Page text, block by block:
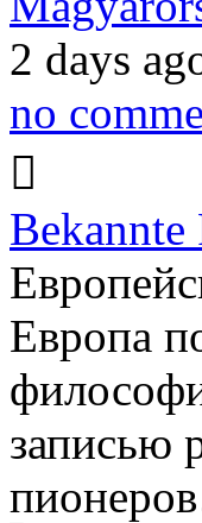
2 days
no
Bekannte
Европа
записью